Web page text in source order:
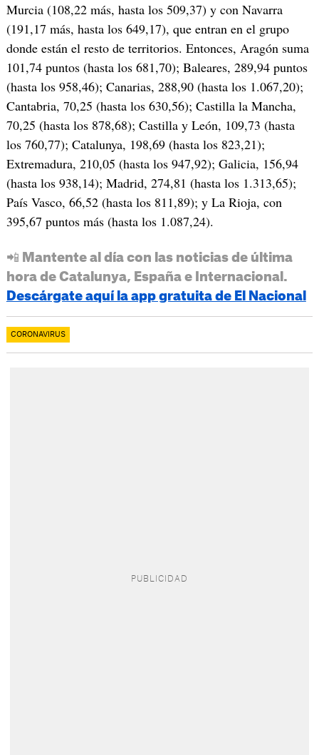
Murcia (108,22 más, hasta los 509,37) y con Navarra
(191,17 más, hasta los 649,17), que entran en el grupo
donde están el resto de territorios. Entonces, Aragón suma
101,74 puntos (hasta los 681,70); Baleares, 289,94 puntos
(hasta los 958,46); Canarias, 288,90 (hasta los 1.067,20);
Cantabria, 70,25 (hasta los 630,56); Castilla la Mancha,
70,25 (hasta los 878,68); Castilla y León, 109,73 (hasta
los 760,77); Catalunya, 198,69 (hasta los 823,21);
Extremadura, 210,05 (hasta los 947,92); Galicia, 156,94
(hasta los 938,14); Madrid, 274,81 (hasta los 1.313,65);
País Vasco, 66,52 (hasta los 811,89); y La Rioja, con
395,67 puntos más (hasta los 1.087,24).
📲 Mantente al día con las noticias de última
hora de Catalunya, España e Internacional.
Descárgate aquí la app gratuita de El Nacional
CORONAVIRUS